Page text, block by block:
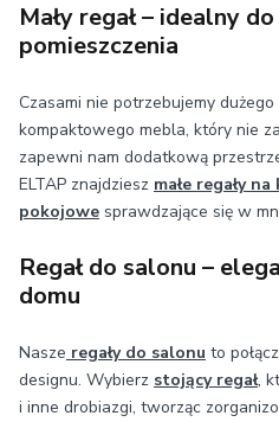
Mały regał – idealny
pomieszczenia
Czasami nie potrzebujemy dużego
kompaktowego mebla, który nie
zapewni nam dodatkową
ELTAP znajdziesz małe regały
pokojowe sprawdzające się w
Regał do salonu –
domu
Nasze regały do salonu to
designu. Wybierz stojący regał,
i inne drobiazgi, tworząc